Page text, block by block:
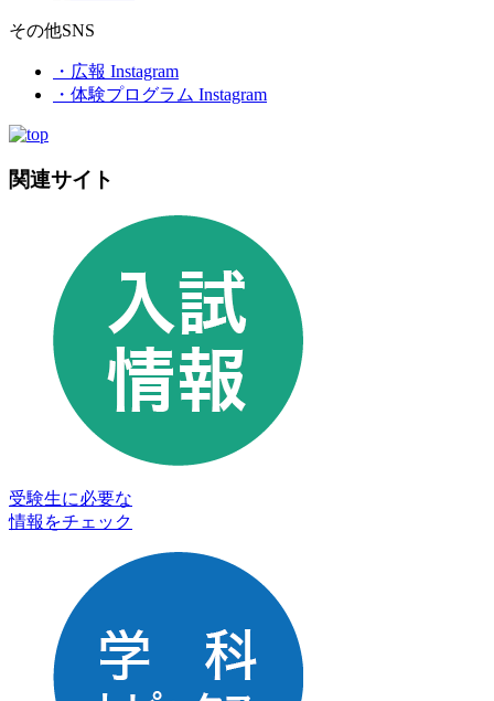
その他SNS
・広報 Instagram
・体験プログラム Instagram
関連サイト
受験生に必要な
情報をチェック